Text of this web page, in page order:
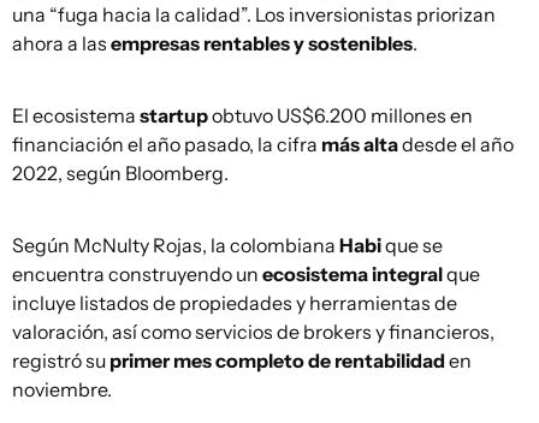
una “fuga hacia la calidad”. Los inversionistas priorizan
ahora a las empresas rentables y sostenibles.
El ecosistema startupobtuvo US$6.200 millones en
financiación el año pasado, la cifra más altadesde el año
2022, según Bloomberg.
Según McNulty Rojas, la colombiana Habique se
encuentra construyendo un ecosistema integralque
incluye listados de propiedades y herramientas de
valoración, así como servicios de brokers y financieros,
registró su primer mes completo de rentabilidad en
noviembre.